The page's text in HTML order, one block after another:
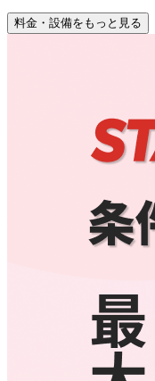
料金・設備をもっと見る